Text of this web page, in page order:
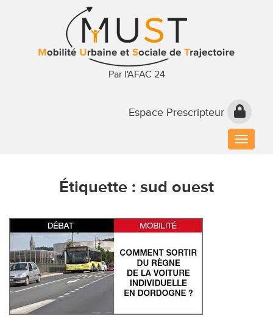
Par l'AFAC 24
Espace Prescripteur
Toggle
Étiquette : sud ouest